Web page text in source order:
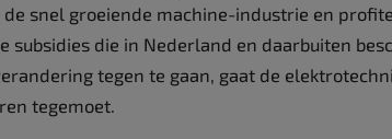
de snel groeiende machine-industrie en
subsidies die in Nederland en daarbuiten
tegen te gaan, gaat de
tegemoet.